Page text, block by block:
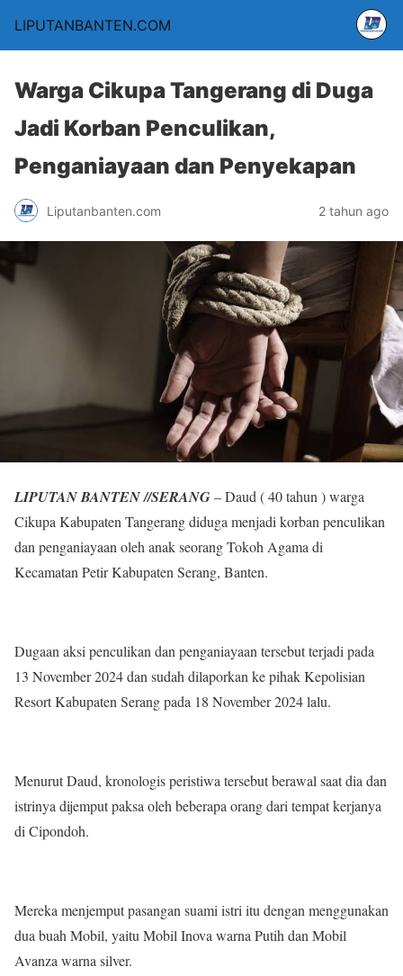
LIPUTANBANTEN.COM
Warga Cikupa Tangerang di Duga
Jadi Korban Penculikan,
Penganiayaan dan Penyekapan
Liputanbanten.com 2 tahun ago
LIPUTAN BANTEN //SERANG– Daud ( 40 tahun ) warga
Cikupa Kabupaten Tangerang diduga menjadi korban penculikan
dan penganiayaan oleh anak seorang Tokoh Agama di
Kecamatan Petir Kabupaten Serang, Banten.
Dugaan aksi penculikan dan penganiayaan tersebut terjadi pada
13 November 2024 dan sudah dilaporkan ke pihak Kepolisian
Resort Kabupaten Serang pada 18 November 2024 lalu.
Menurut Daud, kronologis peristiwa tersebut berawal saat dia dan
istrinya dijemput paksa oleh beberapa orang dari tempat kerjanya
di Cipondoh.
Mereka menjemput pasangan suami istri itu dengan menggunakan
dua buah Mobil, yaitu Mobil Inova warna Putih dan Mobil
Avanza warna silver.